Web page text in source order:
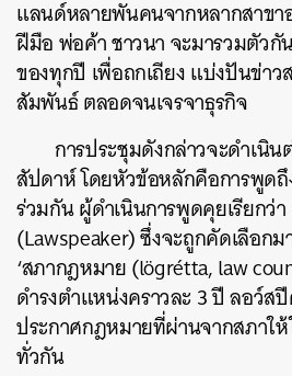
แลนด์หลายพันคนจากหลากสาขา
ฝีมือ พ่อค้า ชาวนา จะมารวมตัว
ของทุกปี เพื่อถกเถียง แบ่งปันข่า
สัมพันธ์ ตลอดจนเจรจาธุรกิจ
การประชุมดังกล่าวจะดำเนิน
สัปดาห์ โดยหัวข้อหลักคือการพูด
ร่วมกัน ผู้ดำเนินการพูดคุยเรียกว่า
(Lawspeaker) ซึ่งจะถูกคัดเลือก
‘สภากฎหมาย (lögrétta, law
ดำรงตำแหน่งคราวละ 3 ปี ลอว์ส
ประกาศกฎหมายที่ผ่านจากสภาใ
ทั่วกัน